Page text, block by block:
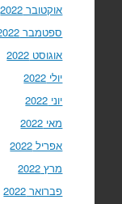
אוקטובר 2022
ספטמבר 2022
אוגוסט 2022
יולי 2022
יוני 2022
מאי 2022
אפריל 2022
מרץ 2022
פברואר 2022